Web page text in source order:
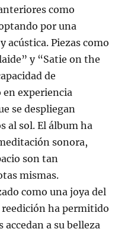
como
por una
acústica. Piezas como
y “Satie on the
de
experiencia
se despliegan
al sol. El álbum ha
sonora,
son tan
mismas.
como una joya del
ha permitido
accedan a su belleza